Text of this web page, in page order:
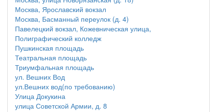
Москва, Ярославский вокзал
Москва, Басманный переулок (д. 4)
Павелецкий вокзал, Кожевническая улица,
Полиграфический колледж
Пушкинская площадь
Театральная площадь
Триумфальная площадь
ул. Вешних Вод
ул.Вешних вод(по требованию)
Улица Докукина
улица Советской Армии, д. 8